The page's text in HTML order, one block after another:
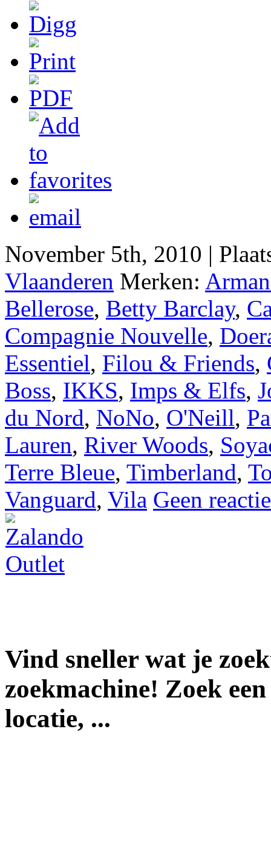
November 5th, 2010 |
Vlaanderen Merken:
Bellerose, Betty Barclay,
Compagnie Nouvelle,
Essentiel, Filou & Friends,
Boss, IKKS, Imps & Elfs,
du Nord, NoNo, O'Neill,
Lauren, River Woods,
Terre Bleue, Timberland,
Vanguard, Vila Geen
Vind sneller wat je
zoekmachine! Zoek
locatie, ...